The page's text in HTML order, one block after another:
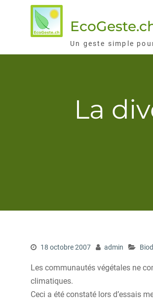
Un geste simple
La
18 octobre 2007 admin
Les communautés végétales ne
climatiques.
Ceci a été constaté lors d’essais